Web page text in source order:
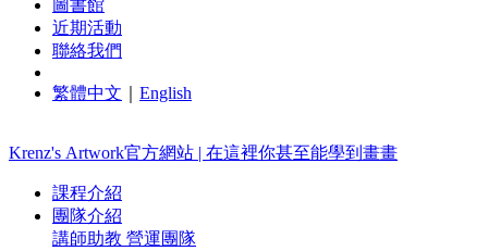
圖書館
近期活動
聯絡我們
繁體中文 English
Krenz's Artwork官方網站 | 在這裡你甚至能學到畫畫
課程介紹
團隊介紹
講師助教 營運團隊